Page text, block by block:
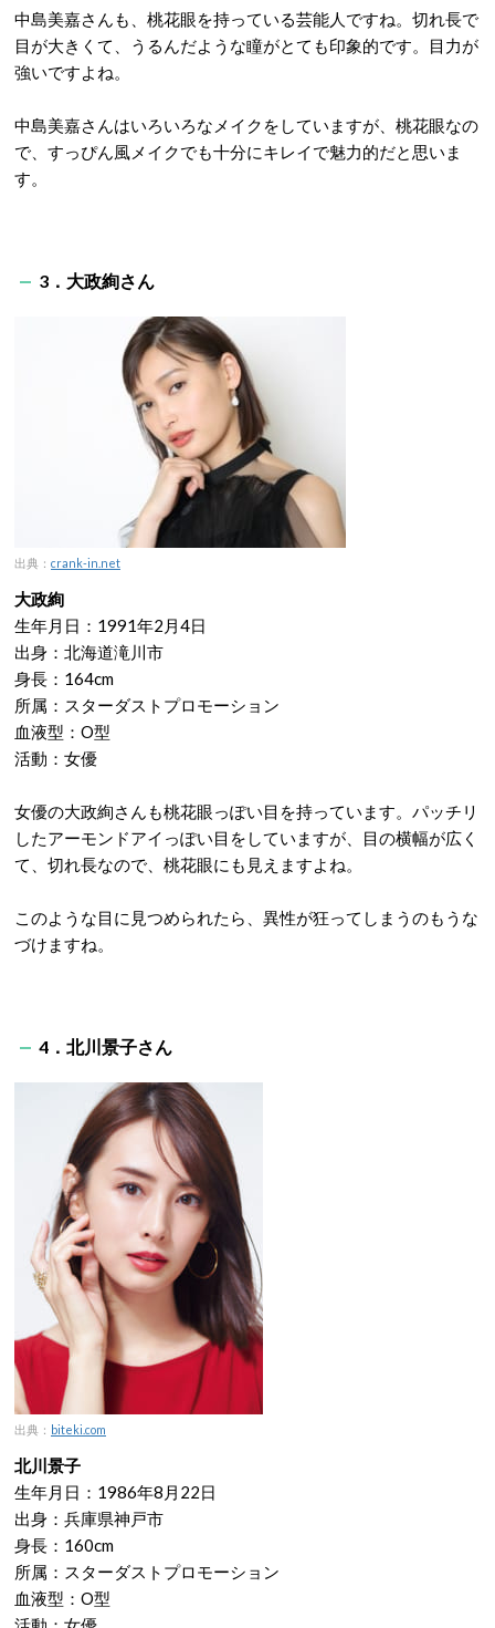
中島美嘉さんも、桃花眼を持っている芸能人ですね。切れ長で
目が大きくて、うるんだような瞳がとても印象的です。目力が
強いですよね。
中島美嘉さんはいろいろなメイクをしていますが、桃花眼なの
で、すっぴん風メイクでも十分にキレイで魅力的だと思いま
す。
3．大政絢さん
出典： crank-in.net
大政絢
生年月日：1991年2月4日
出身：北海道滝川市
身長：164cm
所属：スターダストプロモーション
血液型：O型
活動：女優
女優の大政絢さんも桃花眼っぽい目を持っています。パッチリ
したアーモンドアイっぽい目をしていますが、目の横幅が広く
て、切れ長なので、桃花眼にも見えますよね。
このような目に見つめられたら、異性が狂ってしまうのもうな
づけますね。
4．北川景子さん
出典： biteki.com
北川景子
生年月日：1986年8月22日
出身：兵庫県神戸市
身長：160cm
所属：スターダストプロモーション
血液型：O型